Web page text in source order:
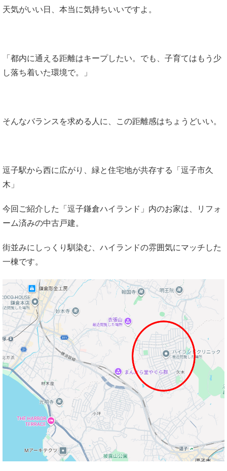
天気がいい日、本当に気持ちいいですよ。
「都内に通える距離はキープしたい。でも、子育てはもう少
し落ち着いた環境で。」
そんなバランスを求める人に、この距離感はちょうどいい。
逗子駅から西に広がり、緑と住宅地が共存する「逗子市久
木」
今回ご紹介した「逗子鎌倉ハイランド」内のお家は、リフォ
ーム済みの中古戸建。
街並みにしっくり馴染む、ハイランドの雰囲気にマッチした
一棟です。